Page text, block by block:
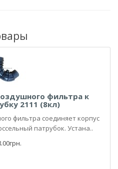
фильтра к
2111 (8кл)
фильтра соединяет корпус
патрубок. Устана..